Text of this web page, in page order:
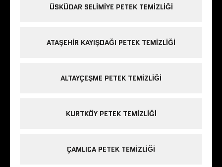
ÜSKÜDAR SELIMIYE PETEK TEMIZLIĞI
ATAŞEHIR KAYIŞDAĞI PETEK TEMIZLIĞI
ALTAYÇEŞME PETEK TEMIZLIĞI
KURTKÖY PETEK TEMIZLIĞI
ÇAMLICA PETEK TEMIZLIĞI